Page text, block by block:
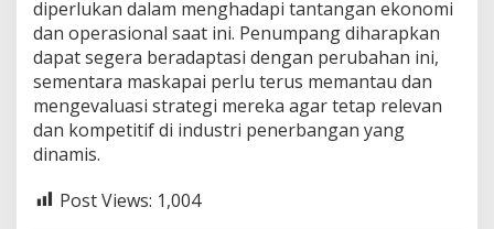
diperlukan dalam menghadapi tantangan ekonomi
dan operasional saat ini. Penumpang diharapkan
dapat segera beradaptasi dengan perubahan ini,
sementara maskapai perlu terus memantau dan
mengevaluasi strategi mereka agar tetap relevan
dan kompetitif di industri penerbangan yang
dinamis.
Post Views: 1,004